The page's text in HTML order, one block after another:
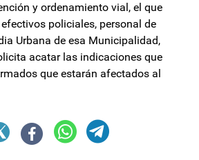
y ordenamiento vial, el que
policiales, personal de
Urbana de esa Municipalidad,
acatar las indicaciones que
que estarán afectados al